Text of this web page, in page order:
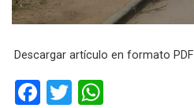
Descargar artículo en formato PDF
F
T